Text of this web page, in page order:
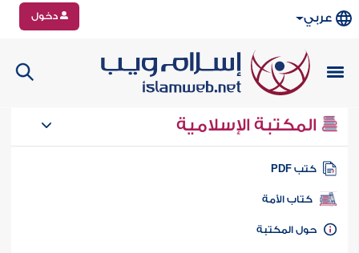
عربي دخول
المكتبة الإسلامية
كتب PDF
كتاب الأمة